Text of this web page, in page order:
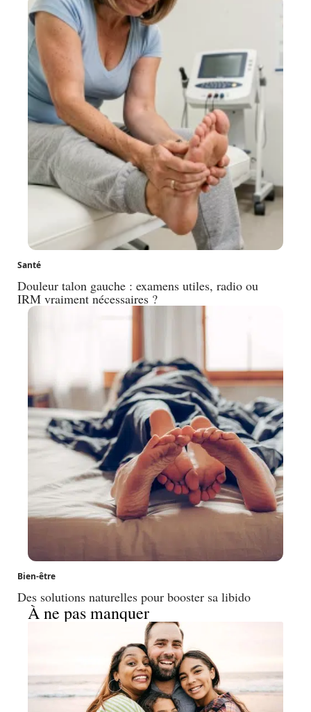
Santé
Douleur talon gauche : examens utiles, radio ou
IRM vraiment nécessaires ?
Bien-être
Des solutions naturelles pour booster sa libido
À ne pas manquer